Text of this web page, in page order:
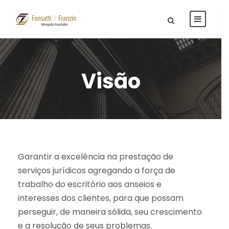
Visão
Garantir a excelência na prestação de
serviços jurídicos agregando a força de
trabalho do escritório aos anseios e
interesses dos clientes, para que possam
perseguir, de maneira sólida, seu crescimento
e a resolução de seus problemas.